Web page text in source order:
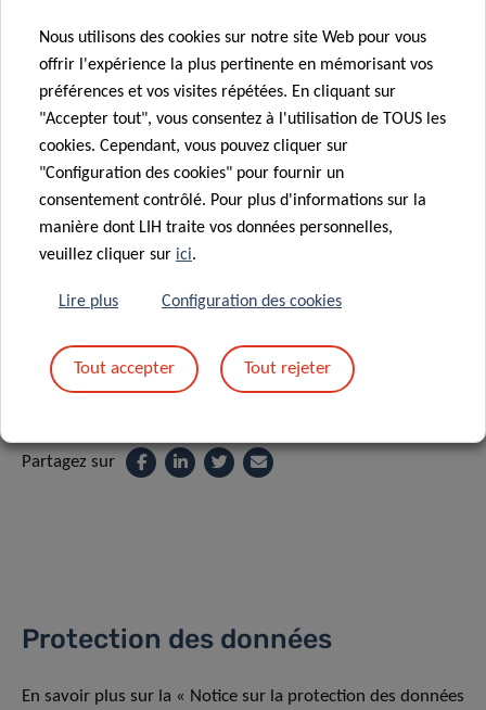
Luxembourg
LECTURE:11:30am – 14:00pm
Please note that registration is mandatory by
sending an email tosiu-thinh.ho@lih.lu
Partagez sur
Protection des données
En savoir plus sur la « Notice sur la protection des données
Nous utilisons des cookies sur notre site Web pour vous
offrir l'expérience la plus pertinente en mémorisant vos
préférences et vos visites répétées. En cliquant sur
"Accepter tout", vous consentez à l'utilisation de TOUS les
cookies. Cependant, vous pouvez cliquer sur
"Configuration des cookies" pour fournir un
consentement contrôlé. Pour plus d'informations sur la
manière dont LIH traite vos données personnelles,
veuillez cliquer sur ici.
Lire plus Configuration des cookies
Tout accepter Tout rejeter